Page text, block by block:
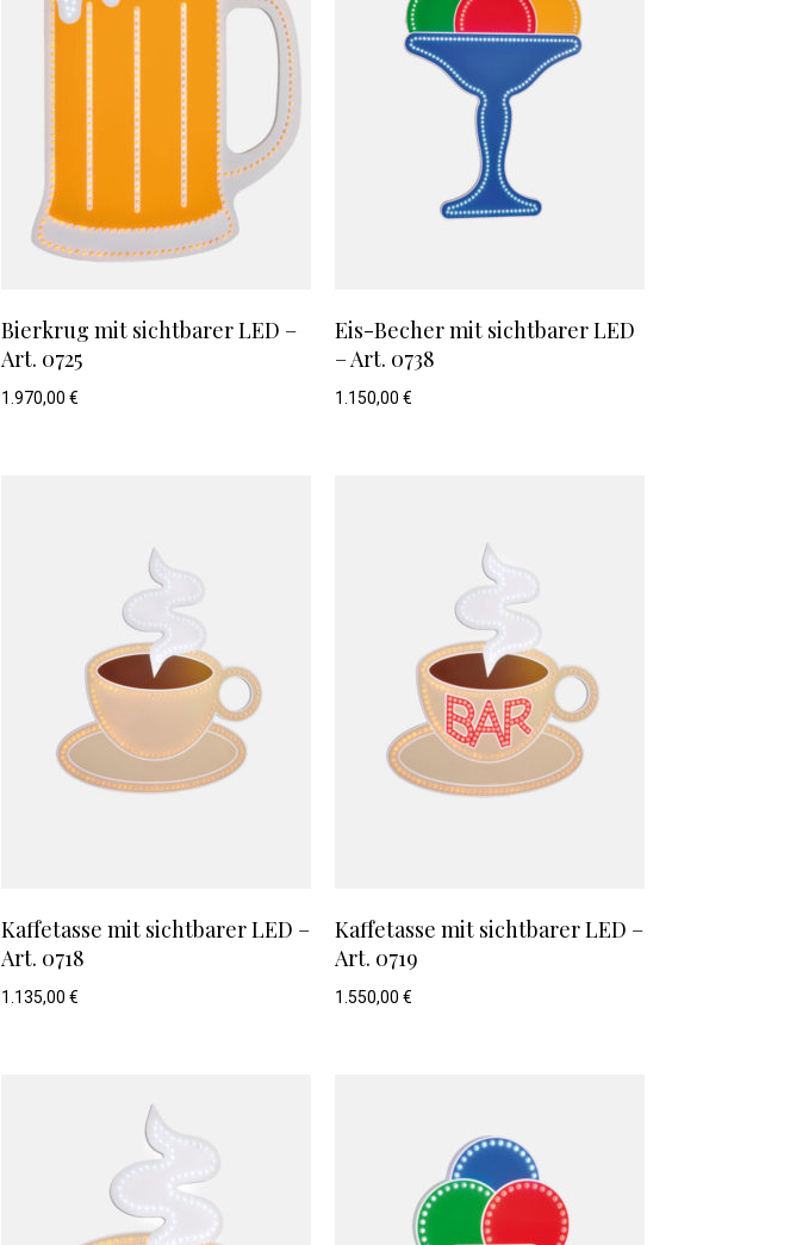
Bierkrug mit sichtbarer LED –
Art. 0725
1.970,00 €
Eis-Becher mit sichtbarer LED
– Art. 0738
1.150,00 €
Kaffetasse mit sichtbarer LED –
Art. 0718
1.135,00 €
Kaffetasse mit sichtbarer LED –
Art. 0719
1.550,00 €